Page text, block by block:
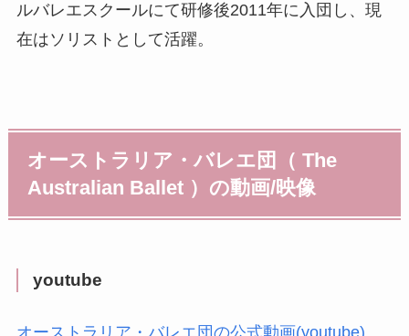
ルバレエスクールにて研修後2011年に入団し、現
在はソリストとして活躍。
オーストラリア・バレエ団（ The
Australian Ballet ）の動画/映像
youtube
オーストラリア・バレエ団の公式動画(youtube)